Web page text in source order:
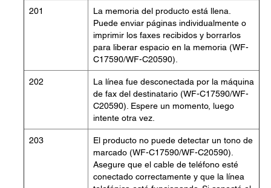
201
La memoria del producto está llena.
Puede enviar páginas individualmente o
imprimir los faxes recibidos y borrarlos
para liberar espacio en la memoria (WF-
C17590/WF-C20590).
202
La línea fue desconectada por la máquina
de fax del destinatario (WF-C17590/WF-
C20590). Espere un momento, luego
intente otra vez.
203
El producto no puede detectar un tono de
marcado (WF-C17590/WF-C20590).
Asegure que el cable de teléfono esté
conectado correctamente y que la línea